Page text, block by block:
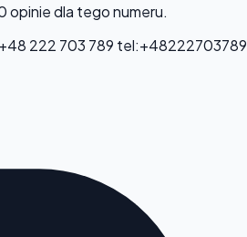
opinie dla tego numeru.
+48 222 703 789 tel:+48222703789